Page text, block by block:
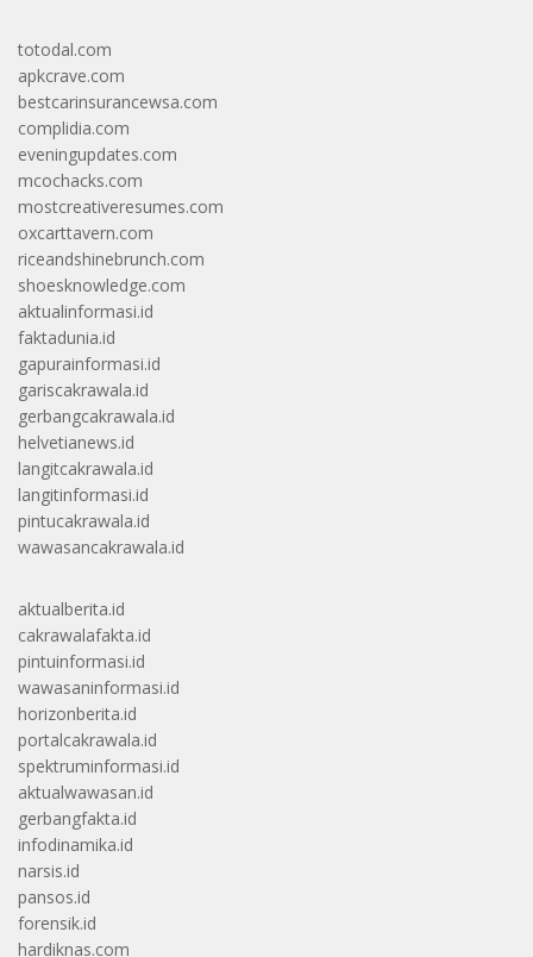
totodal.com
apkcrave.com
bestcarinsurancewsa.com
complidia.com
eveningupdates.com
mcochacks.com
mostcreativeresumes.com
oxcarttavern.com
riceandshinebrunch.com
shoesknowledge.com
aktualinformasi.id
faktadunia.id
gapurainformasi.id
gariscakrawala.id
gerbangcakrawala.id
helvetianews.id
langitcakrawala.id
langitinformasi.id
pintucakrawala.id
wawasancakrawala.id
aktualberita.id
cakrawalafakta.id
pintuinformasi.id
wawasaninformasi.id
horizonberita.id
portalcakrawala.id
spektruminformasi.id
aktualwawasan.id
gerbangfakta.id
infodinamika.id
narsis.id
pansos.id
forensik.id
hardiknas.com